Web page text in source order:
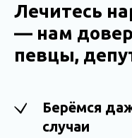
Лечитесь
— нам
певцы,
Берёмся
случаи